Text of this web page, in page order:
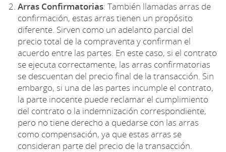
Arras Confirmatorias: También llamadas arras de
confirmación, estas arras tienen un propósito
diferente. Sirven como un adelanto parcial del
precio total de la compraventa y confirman el
acuerdo entre las partes. En este caso, si el contrato
se ejecuta correctamente, las arras confirmatorias
se descuentan del precio final de la transacción. Sin
embargo, si una de las partes incumple el contrato,
la parte inocente puede reclamar el cumplimiento
del contrato o la indemnización correspondiente,
pero no tiene derecho a quedarse con las arras
como compensación, ya que estas arras se
consideran parte del precio de la transacción.